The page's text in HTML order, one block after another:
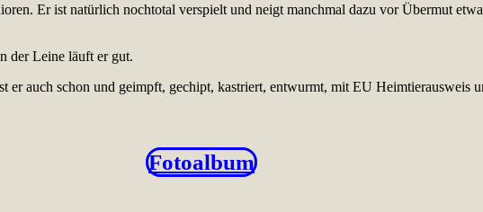
Er ist natürlich nochtotal verspielt und neigt manchmal dazu vor Übermut
der Leine läuft er gut.
er auch schon und geimpft, gechipt, kastriert, entwurmt, mit EU Heimtierausweis
Fotoalbum